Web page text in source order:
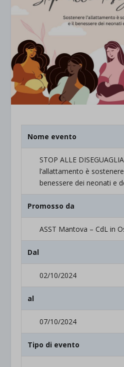
Nome evento
STOP ALLE
l’allattamento è
benessere dei neonati e
Promosso da
ASST Mantova – CdL in
Dal
02/10/2024
al
07/10/2024
Tipo di evento